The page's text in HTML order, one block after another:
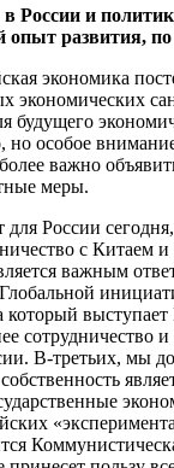
и
развития,
экономика
экономических
особое
важно
меры.
России
с
важным
В-третьих,